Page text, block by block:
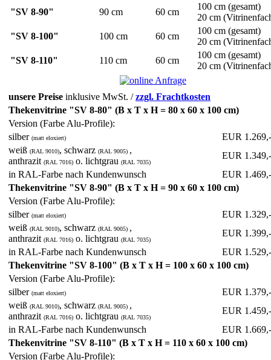
"SV 8-90"
90 cm 60 cm
100 cm (gesamt)
20 cm
"SV 8-100"
100 cm 60 cm
100 cm (gesamt)
20 cm
"SV 8-110"
110 cm 60 cm
100 cm (gesamt)
20 cm
unsere Preise inklusive MwSt. /zzgl. Frachtkosten
Thekenvitrine "SV 8-80" (B x T x H = 80 x 60 x 100 cm)
Version (Farbe Alu-Profile):
silber (matt eloxiert)
EUR 1.269,-
weiß (RAL 9010), schwarz (RAL 9005) ,
anthrazit (RAL 7016) o. lichtgrau (RAL 7035)
EUR 1.349,-
in RAL-Farbe nach Kundenwunsch
EUR 1.469,-
Thekenvitrine "SV 8-90" (B x T x H = 90 x 60 x 100 cm)
Version (Farbe Alu-Profile):
silber (matt eloxiert)
EUR 1.329,-
weiß (RAL 9010), schwarz (RAL 9005) ,
anthrazit (RAL 7016) o. lichtgrau (RAL 7035)
EUR 1.399,-
in RAL-Farbe nach Kundenwunsch
EUR 1.529,-
Thekenvitrine "SV 8-100" (B x T x H = 100 x 60 x 100 cm)
Version (Farbe Alu-Profile):
silber (matt eloxiert)
EUR 1.379,-
weiß (RAL 9010), schwarz (RAL 9005) ,
anthrazit (RAL 7016) o. lichtgrau (RAL 7035)
EUR 1.459,-
in RAL-Farbe nach Kundenwunsch
EUR 1.669,-
Thekenvitrine "SV 8-110" (B x T x H = 110 x 60 x 100 cm)
Version (Farbe Alu-Profile):